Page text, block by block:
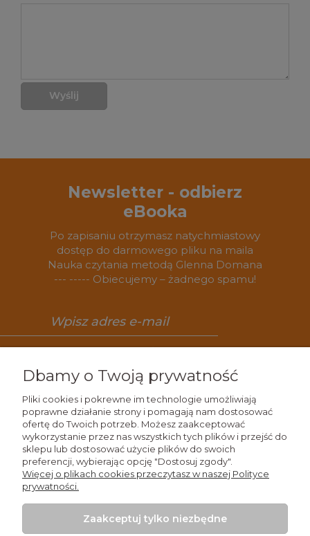
Wyślij
Newsletter - odbierz
eBooka
Po zapisaniu otrzymasz natychmiastowy
dostęp do darmowego pliku na maila
Nauka czytania metodą Glenna Domana
--- ----- Obiecujemy – żadnego spamu!
Wiedza
Zakupy
Moje konto
Dbamy o Twoją prywatność
Pliki cookies i pokrewne im technologie umożliwiają
poprawne działanie strony i pomagają nam dostosować
ofertę do Twoich potrzeb. Możesz zaakceptować
wykorzystanie przez nas wszystkich tych plików i przejść do
sklepu lub dostosować użycie plików do swoich
preferencji, wybierając opcję "Dostosuj zgody".
Więcej o plikach cookies przeczytasz w naszej Polityce
prywatności.
Zaakceptuj tylko niezbędne